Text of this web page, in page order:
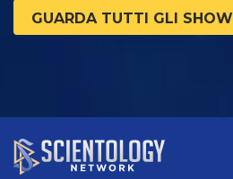
GUARDA TUTTI GLI SHOW